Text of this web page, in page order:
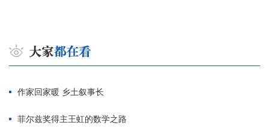
作家回家暖 乡土叙事长
菲尔兹奖得主王虹的数学之路